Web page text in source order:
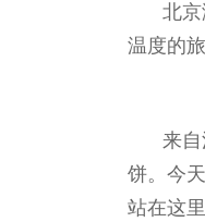
北
温度的
来
饼。今
站在这